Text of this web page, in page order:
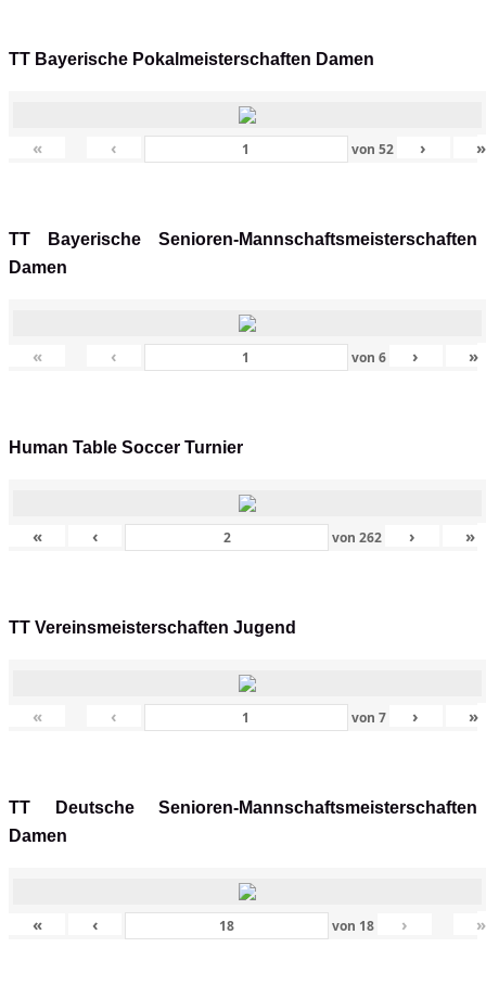
TT Bayerische Pokalmeisterschaften Damen
« ‹ von 52 › »
TT Bayerische Senioren-Mannschaftsmeisterschaften
Damen
« ‹ von 6 › »
Human Table Soccer Turnier
« ‹ von262 › »
TT Vereinsmeisterschaften Jugend
« ‹ von 7 › »
TT Deutsche Senioren-Mannschaftsmeisterschaften
Damen
« ‹ von 18 › »